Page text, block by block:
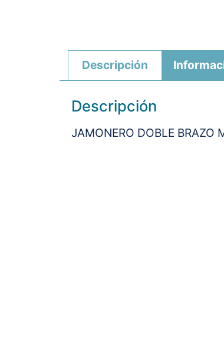
Descripción
Descripción
JAMONERO DOBLE BRAZO